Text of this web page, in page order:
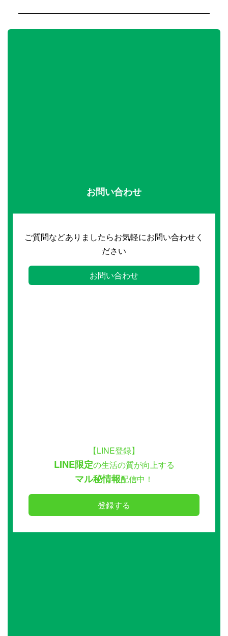
お問い合わせ
ご質問などありましたらお気軽にお問い合わせく
ださい
お問い合わせ
【LINE登録】
LINE限定の生活の質が向上する
マル秘情報配信中！
登録する